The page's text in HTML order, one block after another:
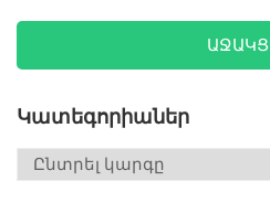
Կատեգորիաներ